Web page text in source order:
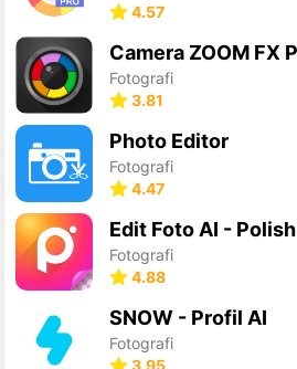
4.57
Fotografi
3.81
Photo Editor
Fotografi
4.47
Edit Foto AI - Polish
Fotografi
4.88
SNOW - Profil AI
Fotografi